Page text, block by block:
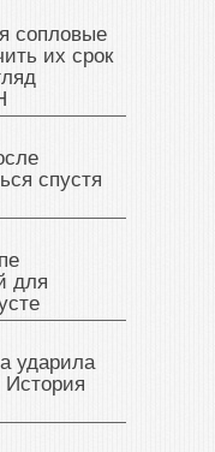
сопловые
их срок
спустя
для
ударила